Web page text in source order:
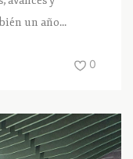
un año...
0